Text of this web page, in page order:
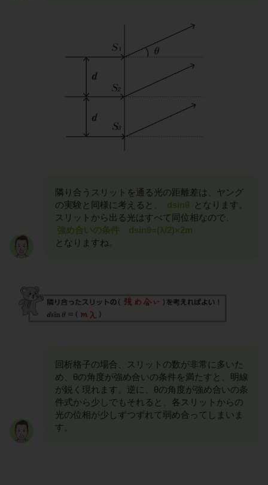
隣り合うスリットを通る光の距離差は、ヤング
の実験と同様に考えると、
dsinθ
となります。
スリットから出る光はすべて同位相なので、
強め合いの条件 dsinθ=(λ/2)×2m
となりますね。
回析格子の場合、スリットの数が非常に多いた
め、θの角度が強め合いの条件を満たすと、明線
が鋭く現れます。逆に、θの角度が強め合いの条
件式から少しでもそれると、各スリットからの
光の位相が少しずつずれて弱め合ってしまいま
す。